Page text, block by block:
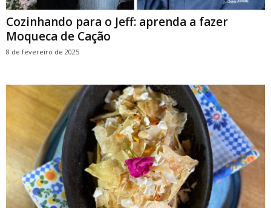
Cozinhando para o Jeff: aprenda a fazer
Moqueca de Cação
8 de fevereiro de 2025